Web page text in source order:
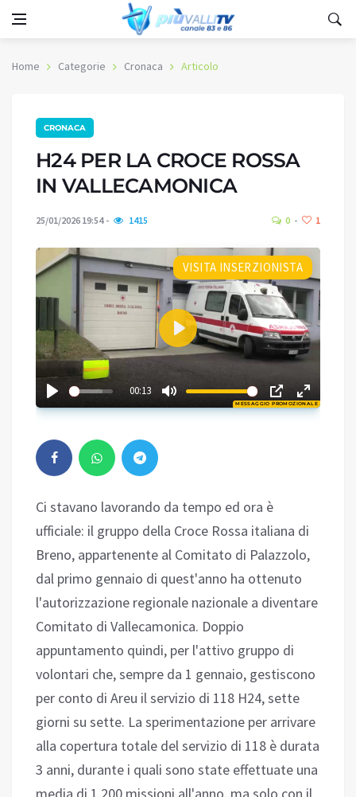
Home Categorie Cronaca Articolo
CRONACA
H24 PER LA CROCE ROSSA
IN VALLECAMONICA
25/01/2026 19:54 1415 0 1
MESSAGGIO PROMOZIONALE
VISITA INSERZIONISTA
00:13
Play
02:32
Ci stavano lavorando da tempo ed ora è
ufficiale: il gruppo della Croce Rossa italiana di
Breno, appartenente al Comitato di Palazzolo,
dal primo gennaio di quest'anno ha ottenuto
l'autorizzazione regionale nazionale a diventare
Comitato di Vallecamonica. Doppio
appuntamento quindi, per l'attivo gruppo di
volontari che, sempre da 1 gennaio, gestiscono
per conto di Areu il servizio di 118 H24, sette
giorni su sette. La sperimentazione per arrivare
alla copertura totale del servizio di 118 è durata
3 anni, durante i quali sono state effettuate una